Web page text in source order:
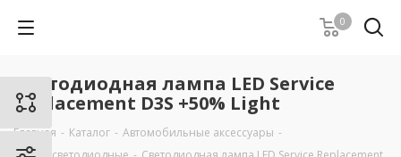
0
Светодиодная лампа LED Service
Replacement D3S +50% Light
Главная - Каталог - Автомобильные аксессуары -